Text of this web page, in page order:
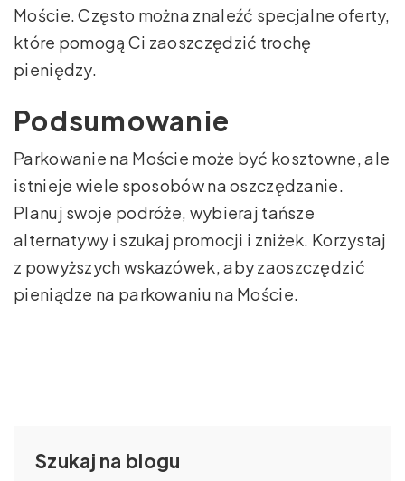
Moście. Często można znaleźć specjalne oferty,
które pomogą Ci zaoszczędzić trochę
pieniędzy.
Podsumowanie
Parkowanie na Moście może być kosztowne, ale
istnieje wiele sposobów na oszczędzanie.
Planuj swoje podróże, wybieraj tańsze
alternatywy i szukaj promocji i zniżek. Korzystaj
z powyższych wskazówek, aby zaoszczędzić
pieniądze na parkowaniu na Moście.
Szukaj